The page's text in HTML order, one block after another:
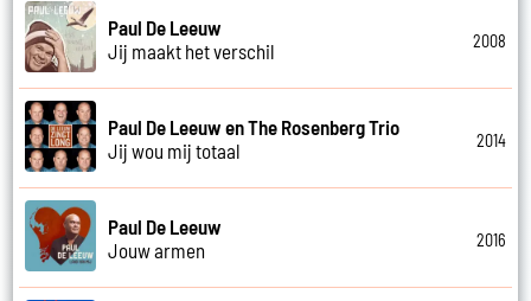
Paul De Leeuw
Jij maakt het verschil
2008
Paul De Leeuw en The Rosenberg Trio
Jij wou mij totaal
2014
Paul De Leeuw
Jouw armen
2016